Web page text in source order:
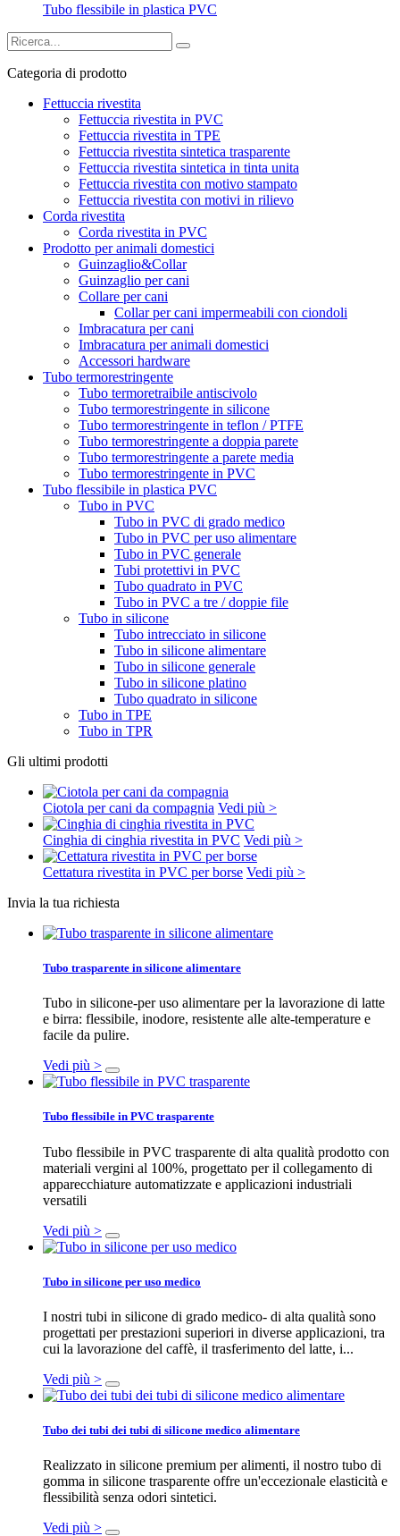
Tubo flessibile in plastica PVC
Categoria di prodotto
Fettuccia rivestita
Fettuccia rivestita in PVC
Fettuccia rivestita in TPE
Fettuccia rivestita sintetica trasparente
Fettuccia rivestita sintetica in tinta unita
Fettuccia rivestita con motivo stampato
Fettuccia rivestita con motivi in ​​rilievo
Corda rivestita
Corda rivestita in PVC
Prodotto per animali domestici
Guinzaglio&Collar
Guinzaglio per cani
Collare per cani
Collar per cani impermeabili con ciondoli
Imbracatura per cani
Imbracatura per animali domestici
Accessori hardware
Tubo termorestringente
Tubo termoretraibile antiscivolo
Tubo termorestringente in silicone
Tubo termorestringente in teflon / PTFE
Tubo termorestringente a doppia parete
Tubo termorestringente a parete media
Tubo termorestringente in PVC
Tubo flessibile in plastica PVC
Tubo in PVC
Tubo in PVC di grado medico
Tubo in PVC per uso alimentare
Tubo in PVC generale
Tubi protettivi in ​​PVC
Tubo quadrato in PVC
Tubo in PVC a tre / doppie file
Tubo in silicone
Tubo intrecciato in silicone
Tubo in silicone alimentare
Tubo in silicone generale
Tubo in silicone platino
Tubo quadrato in silicone
Tubo in TPE
Tubo in TPR
Gli ultimi prodotti
Ciotola per cani da compagnia Vedi più >
Cinghia di cinghia rivestita in PVC Vedi più >
Cettatura rivestita in PVC per borse Vedi più >
Invia la tua richiesta
Tubo trasparente in silicone alimentare
Tubo in silicone-per uso alimentare per la lavorazione di latte
e birra: flessibile, inodore, resistente alle alte-temperature e
facile da pulire.
Vedi più >
Tubo flessibile in PVC trasparente
Tubo flessibile in PVC trasparente di alta qualità prodotto con
materiali vergini al 100%, progettato per il collegamento di
apparecchiature automatizzate e applicazioni industriali
versatili
Vedi più >
Tubo in silicone per uso medico
I nostri tubi in silicone di grado medico- di alta qualità sono
progettati per prestazioni superiori in diverse applicazioni, tra
cui la lavorazione del caffè, il trasferimento del latte, i...
Vedi più >
Tubo dei tubi dei tubi di silicone medico alimentare
Realizzato in silicone premium per alimenti, il nostro tubo di
gomma in silicone trasparente offre un'eccezionale elasticità e
flessibilità senza odori sintetici.
Vedi più >